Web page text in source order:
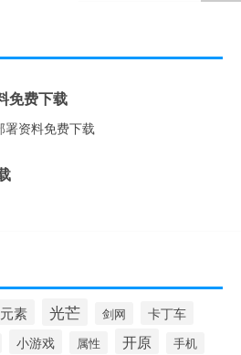
免费下载
元素 光芒 剑网 卡丁车
小游戏 属性 开原 手机